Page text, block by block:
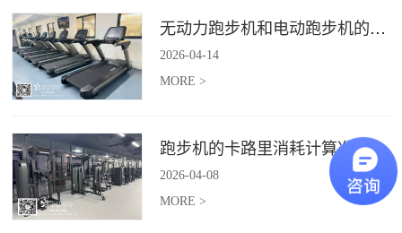
无动力跑步机和电动跑步机的区别是什么？
2026-04-14
MORE >
跑步机的卡路里消耗计算准确吗？
2026-04-08
MORE >